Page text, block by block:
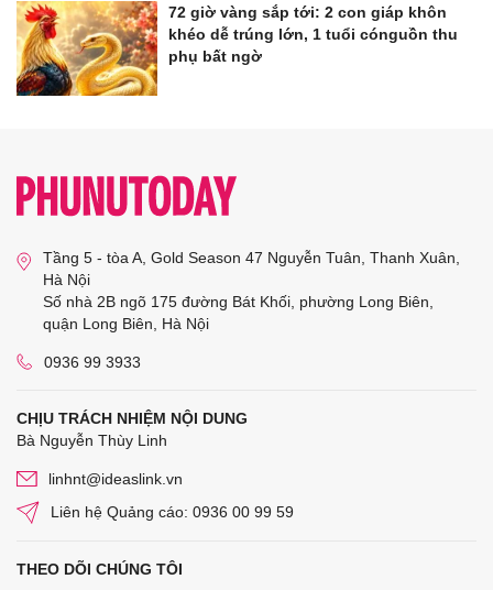
72 giờ vàng sắp tới: 2 con giáp khôn
khéo dễ trúng lớn, 1 tuổi cónguồn thu
phụ bất ngờ
Tầng 5 - tòa A, Gold Season 47 Nguyễn Tuân, Thanh Xuân,
Hà Nội
Số nhà 2B ngõ 175 đường Bát Khối, phường Long Biên,
quận Long Biên, Hà Nội
0936 99 3933
CHỊU TRÁCH NHIỆM NỘI DUNG
Bà Nguyễn Thùy Linh
linhnt@ideaslink.vn
Liên hệ Quảng cáo: 0936 00 99 59
THEO DÕI CHÚNG TÔI